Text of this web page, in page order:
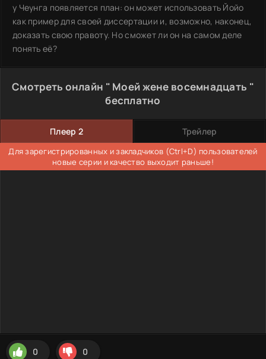
у Чеунга появляется план: он может использовать Йойо
как пример для своей диссертации и, возможно, наконец,
доказать свою правоту. Но сможет ли он на самом деле
понять её?
Смотреть онлайн " Моей жене восемнадцать "
бесплатно
Плеер 2 Трейлер
Для зарегистрированных и закладчиков (Ctrl+D) пользователей
новые серии и качество выходит раньше!
0 0